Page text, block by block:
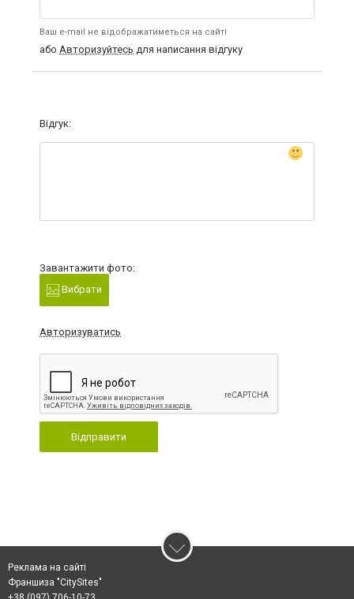
Ваш e-mail не відображатиметься на сайті
або Авторизуйтесь для написання відгуку
Відгук:
Завантажити фото:
Вибрати
Авторизуватись
Відправити
Реклама на сайті
Франшиза "CitySites"